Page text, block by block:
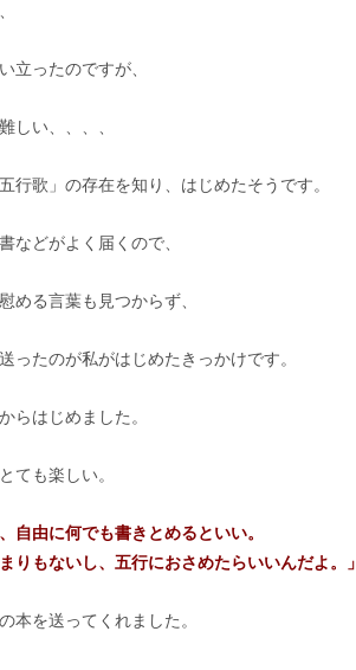
立ったのですが、
しい、、、、
行歌」の存在を知り、はじめたそうです。
などがよく届くので、
める言葉も見つからず、
ったのが私がはじめたきっかけです。
らはじめました。
ても楽しい。
自由に何でも書きとめるといい。
もないし、五行におさめたらいいんだよ。」
本を送ってくれました。